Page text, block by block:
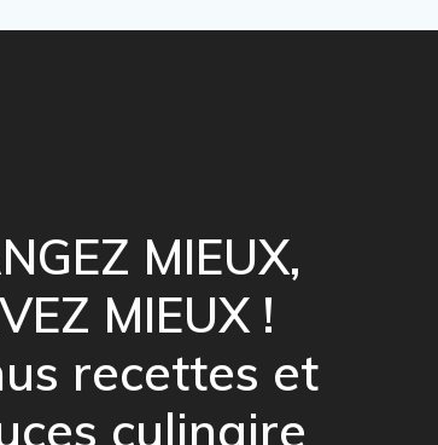
MIEUX,
MIEUX !
recettes et
culinaire